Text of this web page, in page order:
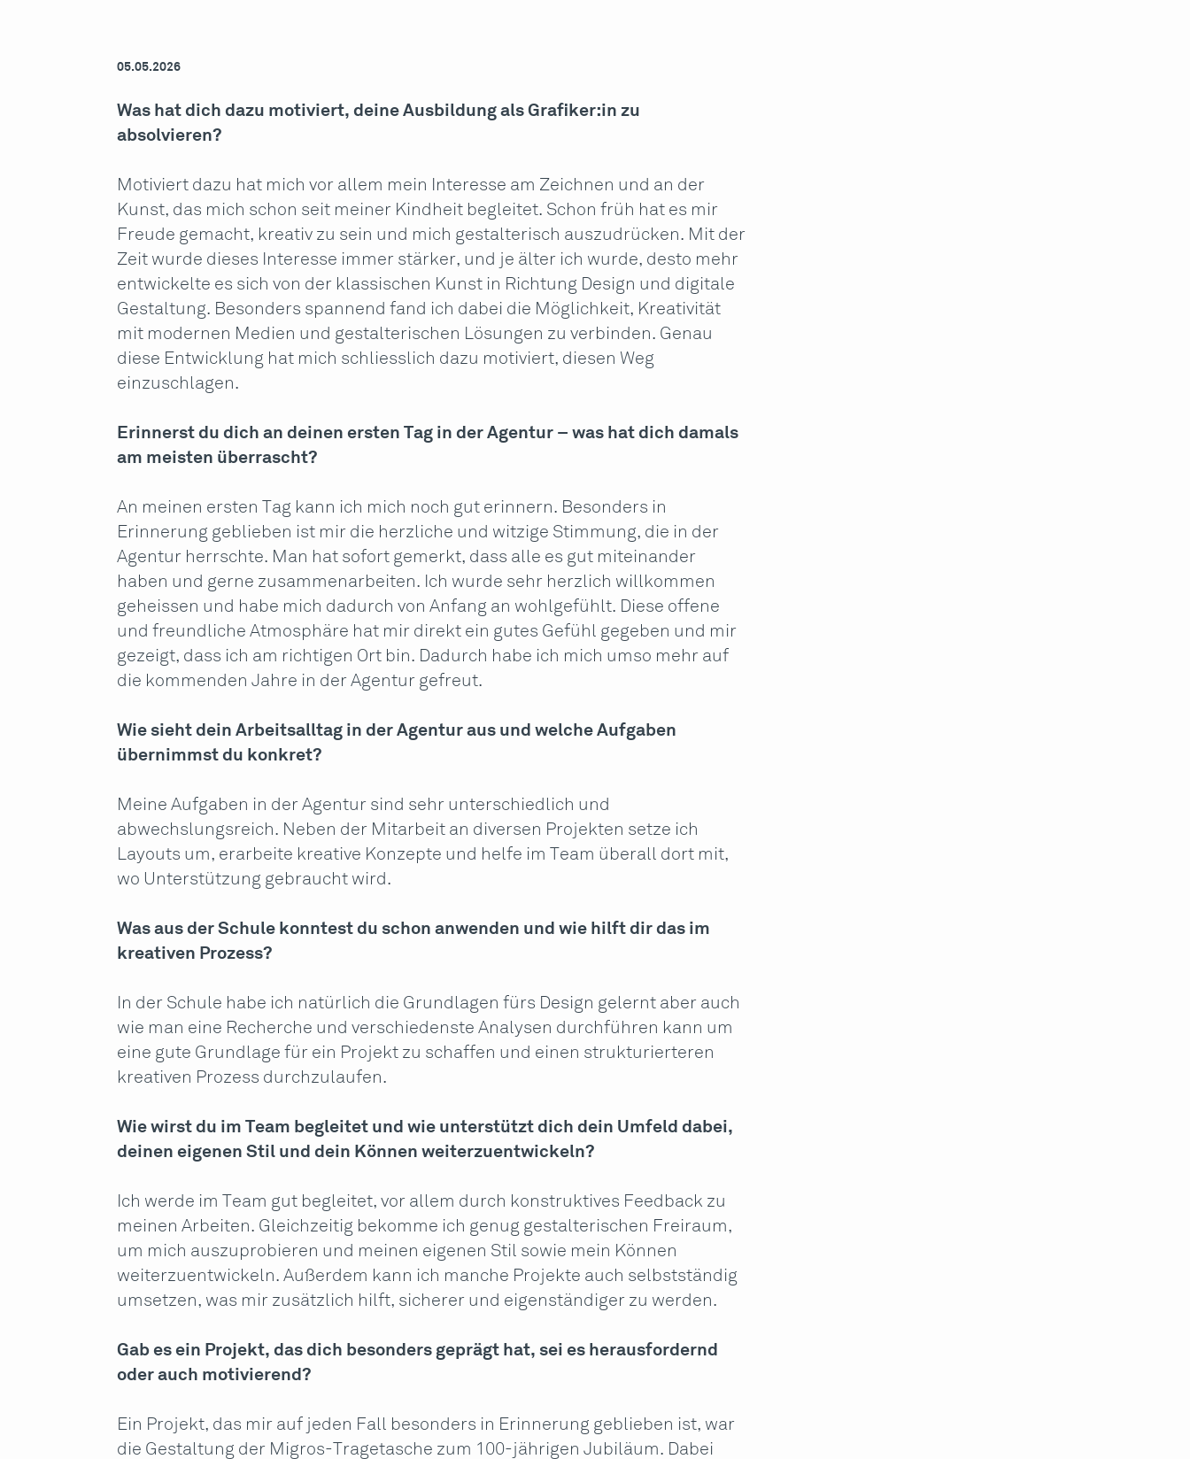
05.05.2026
Was hat dich dazu motiviert, deine Ausbildung als Grafiker:in zu
absolvieren?
Motiviert dazu hat mich vor allem mein Interesse am Zeichnen und an der
Kunst, das mich schon seit meiner Kindheit begleitet. Schon früh hat es mir
Freude gemacht, kreativ zu sein und mich gestalterisch auszudrücken. Mit der
Zeit wurde dieses Interesse immer stärker, und je älter ich wurde, desto mehr
entwickelte es sich von der klassischen Kunst in Richtung Design und digitale
Gestaltung. Besonders spannend fand ich dabei die Möglichkeit, Kreativität
mit modernen Medien und gestalterischen Lösungen zu verbinden. Genau
diese Entwicklung hat mich schliesslich dazu motiviert, diesen Weg
einzuschlagen.
Erinnerst du dich an deinen ersten Tag in der Agentur – was hat dich damals
am meisten überrascht?
An meinen ersten Tag kann ich mich noch gut erinnern. Besonders in
Erinnerung geblieben ist mir die herzliche und witzige Stimmung, die in der
Agentur herrschte. Man hat sofort gemerkt, dass alle es gut miteinander
haben und gerne zusammenarbeiten. Ich wurde sehr herzlich willkommen
geheissen und habe mich dadurch von Anfang an wohlgefühlt. Diese offene
und freundliche Atmosphäre hat mir direkt ein gutes Gefühl gegeben und mir
gezeigt, dass ich am richtigen Ort bin. Dadurch habe ich mich umso mehr auf
die kommenden Jahre in der Agentur gefreut.
Wie sieht dein Arbeitsalltag in der Agentur aus und welche Aufgaben
übernimmst du konkret?
Meine Aufgaben in der Agentur sind sehr unterschiedlich und
abwechslungsreich. Neben der Mitarbeit an diversen Projekten setze ich
Layouts um, erarbeite kreative Konzepte und helfe im Team überall dort mit,
wo Unterstützung gebraucht wird.
Was aus der Schule konntest du schon anwenden und wie hilft dir das im
kreativen Prozess?
In der Schule habe ich natürlich die Grundlagen fürs Design gelernt aber auch
wie man eine Recherche und verschiedenste Analysen durchführen kann um
eine gute Grundlage für ein Projekt zu schaffen und einen strukturierteren
kreativen Prozess durchzulaufen.
Wie wirst du im Team begleitet und wie unterstützt dich dein Umfeld dabei,
deinen eigenen Stil und dein Können weiterzuentwickeln?
Ich werde im Team gut begleitet, vor allem durch konstruktives Feedback zu
meinen Arbeiten. Gleichzeitig bekomme ich genug gestalterischen Freiraum,
um mich auszuprobieren und meinen eigenen Stil sowie mein Können
weiterzuentwickeln. Außerdem kann ich manche Projekte auch selbstständig
umsetzen, was mir zusätzlich hilft, sicherer und eigenständiger zu werden.
Gab es ein Projekt, das dich besonders geprägt hat, sei es herausfordernd
oder auch motivierend?
Ein Projekt, das mir auf jeden Fall besonders in Erinnerung geblieben ist, war
die Gestaltung der Migros-Tragetasche zum 100-jährigen Jubiläum. Dabei